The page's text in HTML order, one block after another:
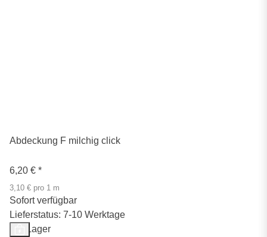
Abdeckung F milchig click
6,20 € *
3,10 € pro 1 m
Sofort verfügbar
Lieferstatus: 7-10 Werktage
Auf Lager